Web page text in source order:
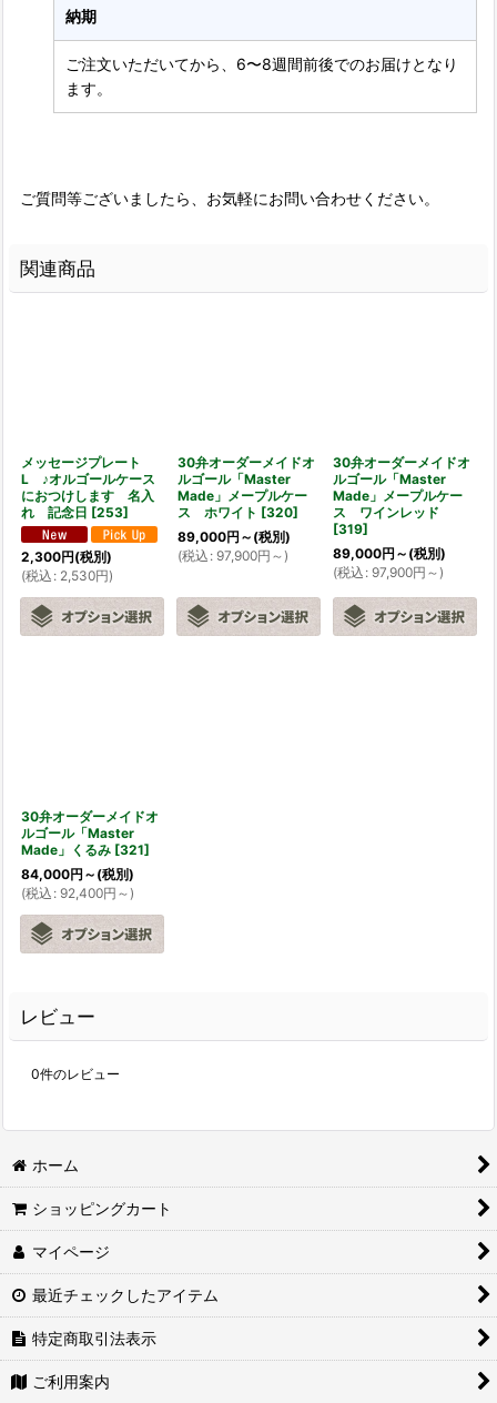
納期
ご注文いただいてから、6〜8週間前後でのお届けとなり
ます。
ご質問等ございましたら、お気軽にお問い合わせください。
関連商品
メッセージプレート
L ♪オルゴールケース
におつけします 名入
れ 記念日 [253]
2,300円(税別)
(税込 : 2,530円)
30弁オーダーメイドオ
ルゴール「Master
Made」メープルケー
ス ホワイト [320]
89,000円 ～ (税別)
(税込 : 97,900円 ～)
30弁オーダーメイドオ
ルゴール「Master
Made」メープルケー
ス ワインレッド
[319]
89,000円 ～ (税別)
(税込 : 97,900円 ～)
30弁オーダーメイドオ
ルゴール「Master
Made」くるみ [321]
84,000円 ～ (税別)
(税込 : 92,400円 ～)
レビュー
0件のレビュー
ホーム
ショッピングカート
マイページ
最近チェックしたアイテム
特定商取引法表示
ご利用案内